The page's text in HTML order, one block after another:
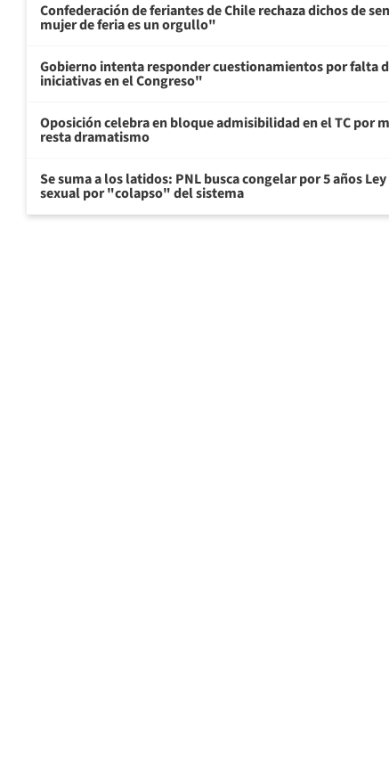
Confederación de feriantes de Chile rechaza dichos de
mujer de feria es un orgullo"
Gobierno intenta responder cuestionamientos por falta
iniciativas en el Congreso"
Oposición celebra en bloque admisibilidad en el TC por
resta dramatismo
Se suma a los latidos: PNL busca congelar por 5 años
sexual por "colapso" del sistema